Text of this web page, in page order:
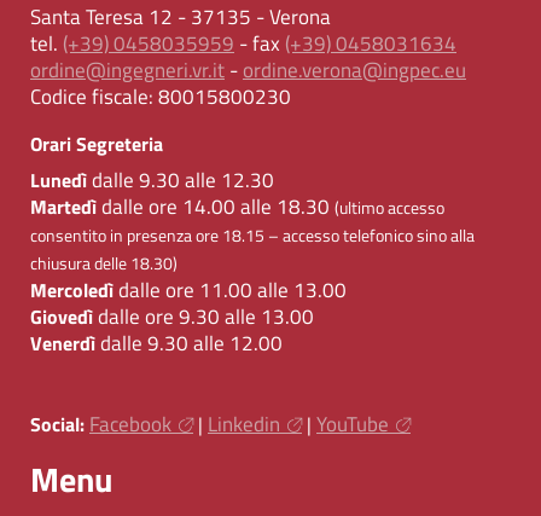
Santa Teresa 12 - 37135 - Verona
tel. (+39) 0458035959- fax (+39) 0458031634
ordine@ingegneri.vr.it-ordine.verona@ingpec.eu
Codice fiscale:80015800230
Orari Segreteria
Lunedìdalle 9.30 alle 12.30
Martedìdalle ore 14.00 alle 18.30 (ultimo accesso
consentito in presenza ore 18.15 – accesso telefonico sino alla
chiusura delle 18.30)
Mercoledìdalle ore 11.00 alle 13.00
Giovedìdalle ore 9.30 alle 13.00
Venerdìdalle 9.30 alle 12.00
Social:Facebook | Linkedin | YouTube
Menu